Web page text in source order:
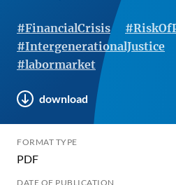
#FinancialCrisis
#IntergenerationalJustice
#labormarket
download
FORMAT TYPE
PDF
DATE OF PUBLICATION